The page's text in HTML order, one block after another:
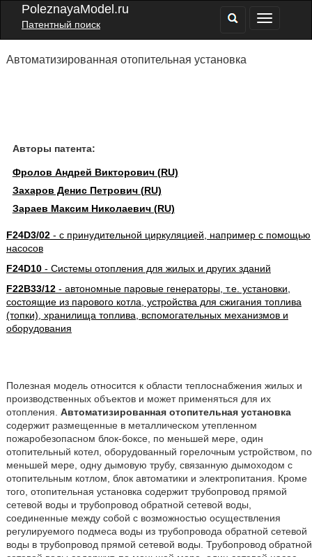
PoleznayaModel.ru
Патентный поиск
Автоматизированная отопительная установка
Авторы патента:
Фролов Андрей Викторович (RU)
Захаров Денис Петрович (RU)
Зараев Максим Николаевич (RU)
F24D3/02- с принудительной циркуляцией, например с помощью
насосов
F24D10- Системы отопления для жилых и других зданий
F22B33/12- автономные паровые генераторы, т.е. установки,
состоящие из парового котла, устройства для сжигания топлива
(топки), хранилища топлива, вспомогательных механизмов и
оборудования
Полезная модель относится к области теплоснабжения жилых и
производственных объектов и может применяться для их
отопления. Автоматизированная отопительная установка
содержит размещенные в металлическом утепленном
пожаробезопасном блок-боксе, по меньшей мере, один
отопительный котел, оборудованный горелочным устройством, по
меньшей мере, одну дымовую трубу, связанную дымоходом с
отопительным котлом, блок автоматики и электропитания. Кроме
того, отопительная установка содержит трубопровод прямой
сетевой воды и трубопровод обратной сетевой воды,
соединенные между собой с возможностью осуществления
регулируемого подмеса воды из трубопровода обратной сетевой
воды в трубопровод прямой сетевой воды. Трубопровод обратной